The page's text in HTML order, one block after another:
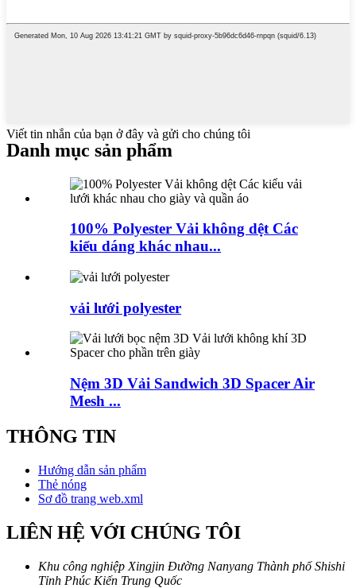
Viết tin nhắn của bạn ở đây và gửi cho chúng tôi
Danh mục sản phẩm
100% Polyester Vải không dệt Các
kiểu dáng khác nhau...
vải lưới polyester
Nệm 3D Vải Sandwich 3D Spacer Air
Mesh ...
THÔNG TIN
Hướng dẫn sản phẩm
Thẻ nóng
Sơ đồ trang web.xml
LIÊN HỆ VỚI CHÚNG TÔI
Khu công nghiệp Xingjin Đường Nanyang Thành phố Shishi
Tỉnh Phúc Kiến Trung Quốc